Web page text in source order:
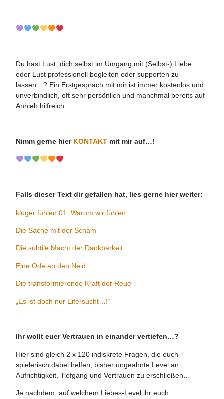
Du hast Lust, dich selbst im Umgang mit (Selbst-) Liebe
oder Lust professionell begleiten oder supporten zu
lassen…? Ein Erstgespräch mit mir ist immer kostenlos und
unverbindlich, oft sehr persönlich und manchmal bereits auf
Anhieb hilfreich…
Nimm gerne hier KONTAKT mit mir auf…!
Falls dieser Text dir gefallen hat, lies gerne hier weiter:
klüger fühlen 01: Warum wir fühlen
Die Sache mit der Scham
Die subtile Macht der Dankbarkeit
Eine Ode an den Neid
Die transformierende Kraft der Reue
„Es ist doch nur Eifersucht…!“
Ihr wollt euer Vertrauen in einander vertiefen…?
Hier sind gleich 2 x 120 indiskrete Fragen, die euch
spielerisch dabei helfen, bisher ungeahnte Level an
Aufrichtigkeit, Tiefgang und Vertrauen zu erschließen…
Je nachdem, auf welchem Liebes-Level ihr euch